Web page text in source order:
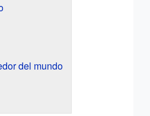
del mundo